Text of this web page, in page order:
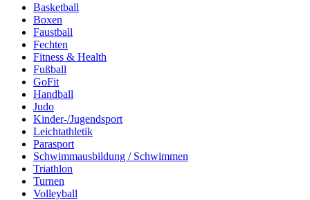
Basketball
Boxen
Faustball
Fechten
Fitness & Health
Fußball
GoFit
Handball
Judo
Kinder-/Jugendsport
Leichtathletik
Parasport
Schwimmausbildung / Schwimmen
Triathlon
Turnen
Volleyball